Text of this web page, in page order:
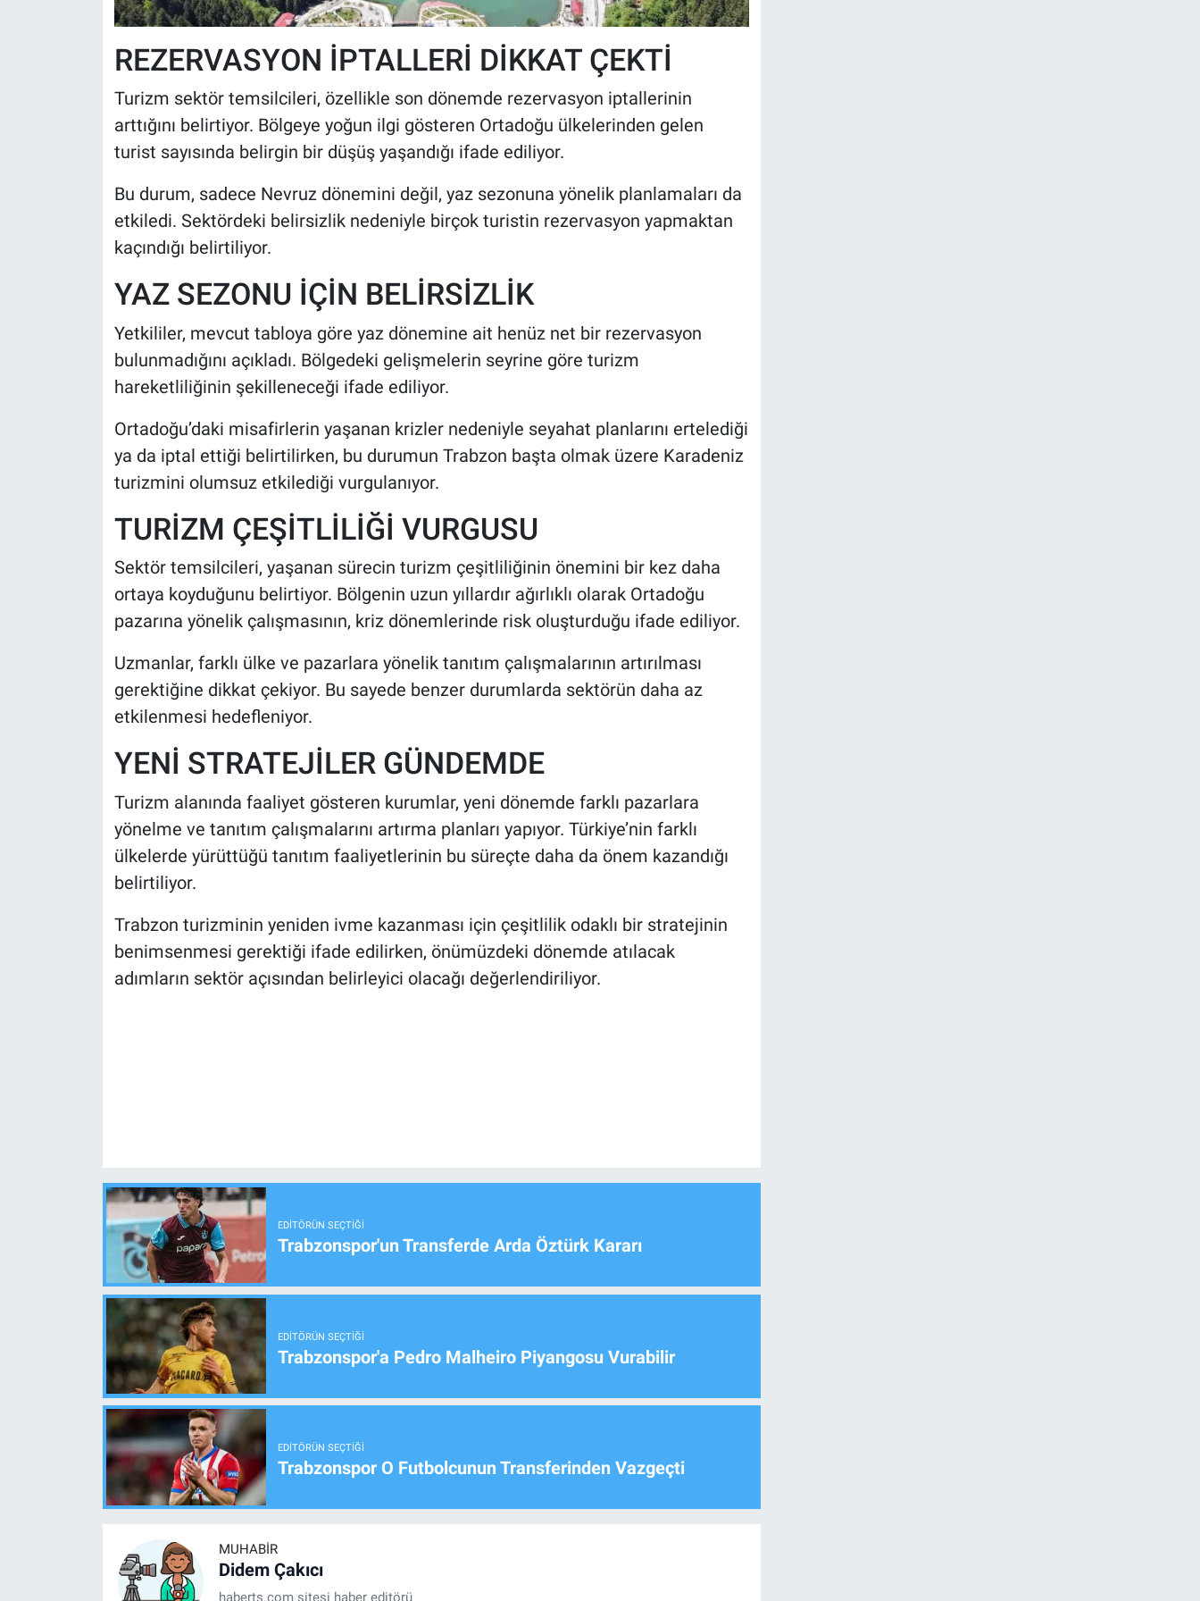
REZERVASYON İPTALLERİ DİKKAT ÇEKTİ
Turizm sektör temsilcileri, özellikle son dönemde rezervasyon iptallerinin
arttığını belirtiyor. Bölgeye yoğun ilgi gösteren Ortadoğu ülkelerinden gelen
turist sayısında belirgin bir düşüş yaşandığı ifade ediliyor.
Bu durum, sadece Nevruz dönemini değil, yaz sezonuna yönelik planlamaları da
etkiledi. Sektördeki belirsizlik nedeniyle birçok turistin rezervasyon yapmaktan
kaçındığı belirtiliyor.
YAZ SEZONU İÇİN BELİRSİZLİK
Yetkililer, mevcut tabloya göre yaz dönemine ait henüz net bir rezervasyon
bulunmadığını açıkladı. Bölgedeki gelişmelerin seyrine göre turizm
hareketliliğinin şekilleneceği ifade ediliyor.
Ortadoğu’daki misafirlerin yaşanan krizler nedeniyle seyahat planlarını ertelediği
ya da iptal ettiği belirtilirken, bu durumun Trabzon başta olmak üzere Karadeniz
turizmini olumsuz etkilediği vurgulanıyor.
TURİZM ÇEŞİTLİLİĞİ VURGUSU
Sektör temsilcileri, yaşanan sürecin turizm çeşitliliğinin önemini bir kez daha
ortaya koyduğunu belirtiyor. Bölgenin uzun yıllardır ağırlıklı olarak Ortadoğu
pazarına yönelik çalışmasının, kriz dönemlerinde risk oluşturduğu ifade ediliyor.
Uzmanlar, farklı ülke ve pazarlara yönelik tanıtım çalışmalarının artırılması
gerektiğine dikkat çekiyor. Bu sayede benzer durumlarda sektörün daha az
etkilenmesi hedefleniyor.
YENİ STRATEJİLER GÜNDEMDE
Turizm alanında faaliyet gösteren kurumlar, yeni dönemde farklı pazarlara
yönelme ve tanıtım çalışmalarını artırma planları yapıyor. Türkiye’nin farklı
ülkelerde yürüttüğü tanıtım faaliyetlerinin bu süreçte daha da önem kazandığı
belirtiliyor.
Trabzon turizminin yeniden ivme kazanması için çeşitlilik odaklı bir stratejinin
benimsenmesi gerektiği ifade edilirken, önümüzdeki dönemde atılacak
adımların sektör açısından belirleyici olacağı değerlendiriliyor.
EDITÖRÜN SEÇTIĞI
Trabzonspor'un Transferde Arda Öztürk Kararı
EDITÖRÜN SEÇTIĞI
Trabzonspor'a Pedro Malheiro Piyangosu Vurabilir
EDITÖRÜN SEÇTIĞI
Trabzonspor O Futbolcunun Transferinden Vazgeçti
MUHABIR
Didem Çakıcı